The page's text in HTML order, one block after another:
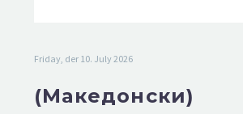
Friday, der 10. July 2026
(Македонски)